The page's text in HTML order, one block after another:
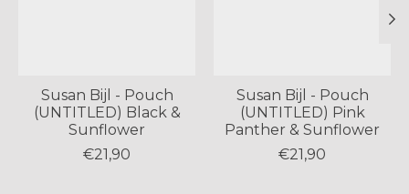
Susan Bijl - Pouch
(UNTITLED) Black &
Sunflower
€21,90
Susan Bijl - Pouch
(UNTITLED) Pink
Panther & Sunflower
€21,90